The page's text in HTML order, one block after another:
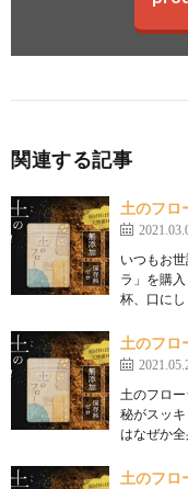
関連する記事
土のフロ
いつもお
ラ」を購
杯、口に
土のフロ
土のフロ
秘がスッ
はなぜか
土のフロ